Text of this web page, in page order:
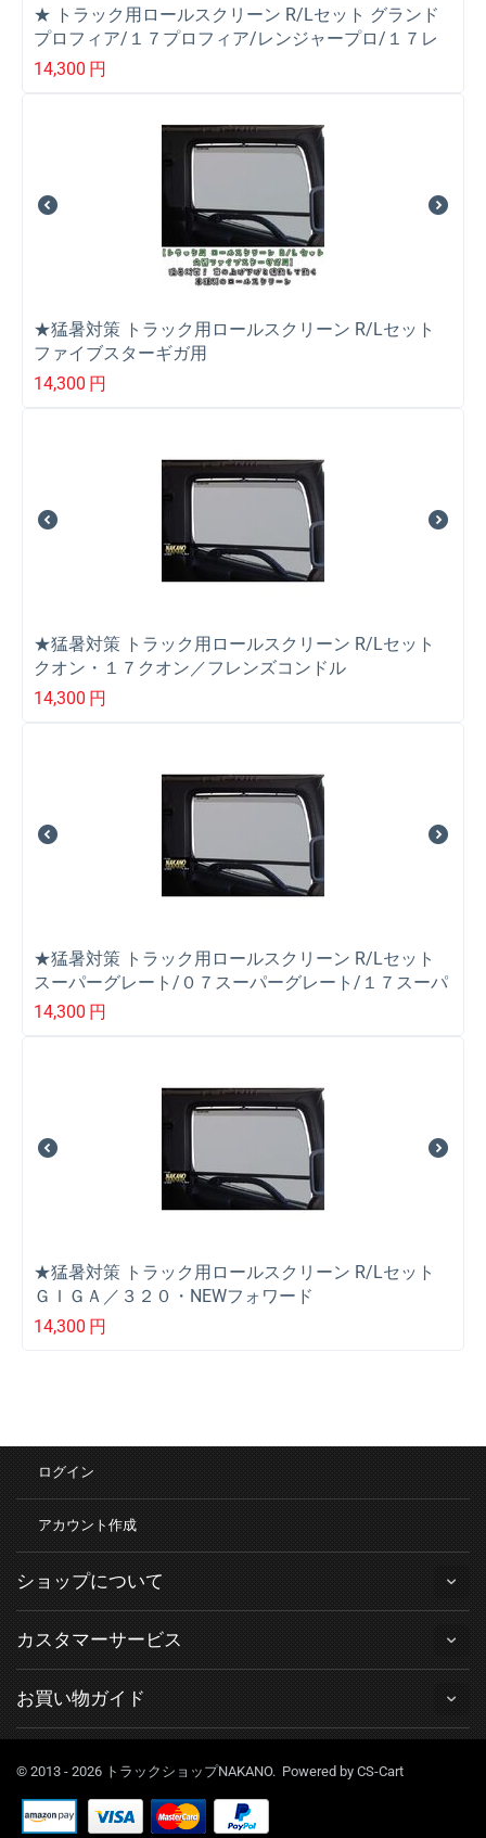
★ トラック用ロールスクリーン R/Lセット グランド
プロフィア/１７プロフィア/レンジャープロ/１７レ
ンジャー
14,300 円
★猛暑対策 トラック用ロールスクリーン R/Lセット
ファイブスターギガ用
14,300 円
★猛暑対策 トラック用ロールスクリーン R/Lセット
クオン・１７クオン／フレンズコンドル
14,300 円
★猛暑対策 トラック用ロールスクリーン R/Lセット
スーパーグレート/０７スーパーグレート/１７スーパ
ーグレート
14,300 円
★猛暑対策 トラック用ロールスクリーン R/Lセット
ＧＩＧＡ／３２０・NEWフォワード
14,300 円
ログイン
アカウント作成
ショップについて
カスタマーサービス
お買い物ガイド
© 2013 - 2026 トラックショップNAKANO. Powered by CS-Cart